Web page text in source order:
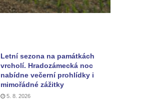
Letní sezona na památkách
vrcholí. Hradozámecká noc
nabídne večerní prohlídky i
mimořádné zážitky
5. 8. 2026